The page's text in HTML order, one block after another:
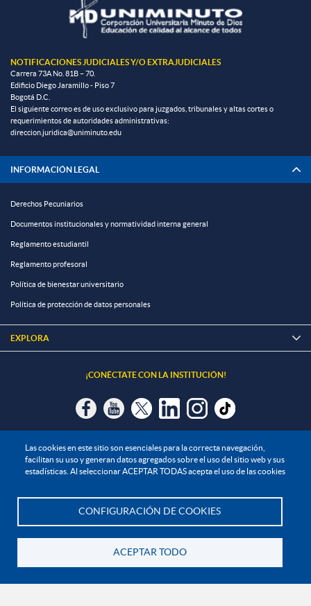
Las cookies en este sitio son esenciales para la correcta navegación,
facilitan su uso y generan datos agregados sobre el uso del sitio web y sus
estadísticas. Al seleccionar ACEPTAR TODAS acepta el uso de las cookies
CONFIGURACIÓN DE COOKIES
ACEPTAR TODO
NOTIFICACIONES JUDICIALES Y/O EXTRAJUDICIALES
Carrera 73A No. 81B – 70.
Edificio Diego Jaramillo - Piso 7
Bogotá D.C.
El siguiente correo es de uso exclusivo para juzgados, tribunales y altas cortes o
requerimientos de autoridades administrativas:
direccion.juridica@uniminuto.edu
INFORMACIÓN LEGAL
Derechos Pecuniarios
Documentos institucionales y normatividad interna general
Reglamento estudiantil
Reglamento profesoral
Política de bienestar universitario
Política de protección de datos personales
EXPLORA 
¡CONÉCTATE CON LA INSTITUCIÓN!
Contáctanos
En Bogotá:+57 6015933004
Línea nacional gratuita:01 8000 11 93 90